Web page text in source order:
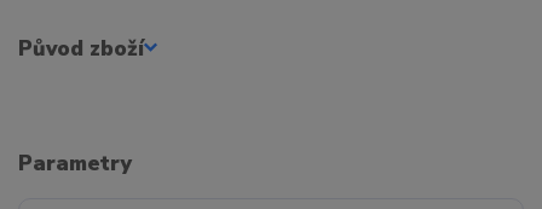
Původ zboží
Parametry